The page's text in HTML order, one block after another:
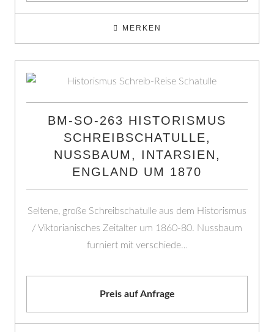
MERKEN
BM-SO-263 HISTORISMUS
SCHREIBSCHATULLE,
NUSSBAUM, INTARSIEN,
ENGLAND UM 1870
Seltene, große Schreibschatulle aus dem Historismus
/ Viktorianisches Zeitalter um 1860-80. Nussbaum
furniert mit verschiede…
Preis auf Anfrage